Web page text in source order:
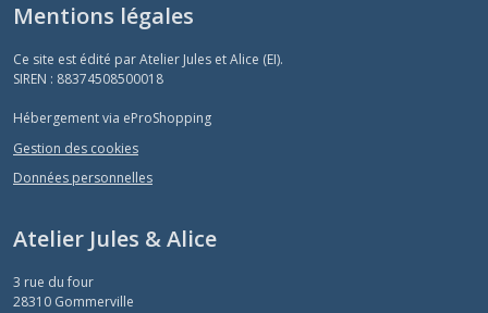
Mentions légales
Ce site est édité par Atelier Jules et Alice (EI).
SIREN : 88374508500018
Hébergement via eProShopping
Gestion des cookies
Données personnelles
Atelier Jules & Alice
3 rue du four
28310 Gommerville